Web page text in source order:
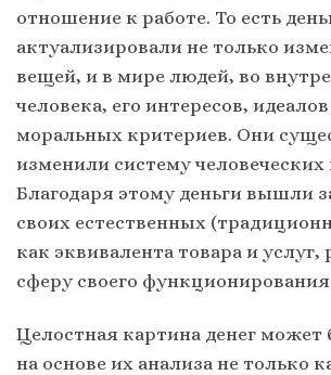
отношение к работе. То есть
актуализировали не только
вещей, и в мире людей, во
человека, его интересов,
моральных критериев. Они
изменили систему человеческих
Благодаря этому деньги вышли
своих естественных
как эквивалента товара и
сферу своего
Целостная картина денег может
на основе их анализа не только